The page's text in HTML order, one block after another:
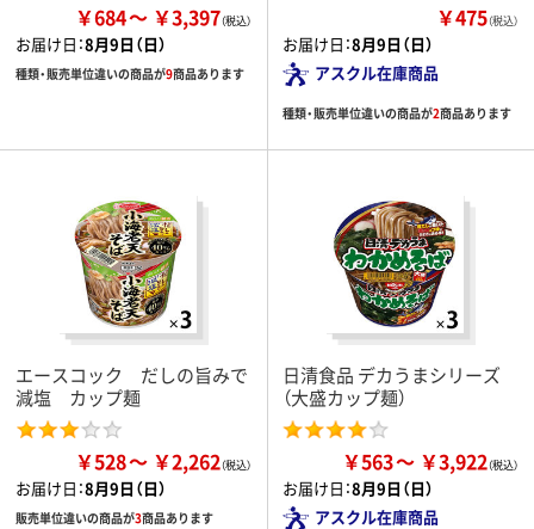
￥684 ￥3,397
お届け日：8月9日（日）
種類・販売単位違いの商品が9商品あります
￥475（税込）
お届け日：8月9日（日）
アスクル在庫商品
種類・販売単位違いの商品が2商品あります
エースコック だしの旨みで
減塩 カップ麺
￥528 ￥2,262
お届け日：8月9日（日）
販売単位違いの商品が3商品あります
日清食品 デカうまシリーズ
（大盛カップ麺）
￥563 ￥3,922
お届け日：8月9日（日）
アスクル在庫商品